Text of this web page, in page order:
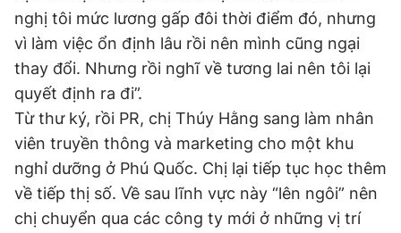
nghị tôi mức lương gấp đôi thời điểm đó, nhưng
vì làm việc ổn định lâu rồi nên mình cũng ngại
thay đổi. Nhưng rồi nghĩ về tương lai nên tôi lại
quyết định ra đi”.
Từ thư ký, rồi PR, chị Thúy Hằng sang làm nhân
viên truyền thông và marketing cho một khu
nghỉ dưỡng ở Phú Quốc. Chị lại tiếp tục học thêm
về tiếp thị số. Về sau lĩnh vực này “lên ngôi” nên
chị chuyển qua các công ty mới ở những vị trí